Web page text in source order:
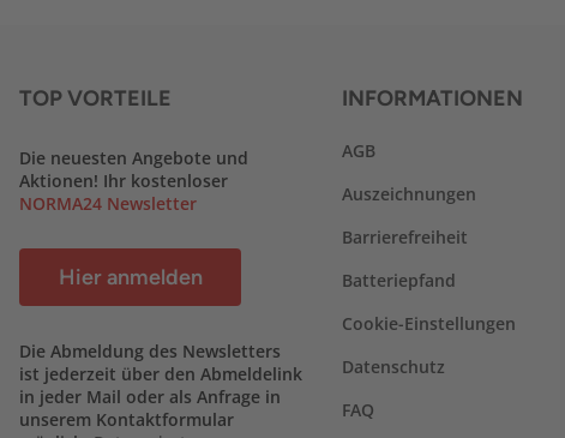
TOP VORTEILE
Die neuesten Angebote und
Aktionen! Ihr kostenloser
NORMA24 Newsletter
Hier anmelden
Die Abmeldung des Newsletters
ist jederzeit über den Abmeldelink
in jeder Mail oder als Anfrage in
unserem Kontaktformular
INFORMATIONEN
AGB
Auszeichnungen
Barrierefreiheit
Batteriepfand
Cookie-Einstellungen
Datenschutz
FAQ